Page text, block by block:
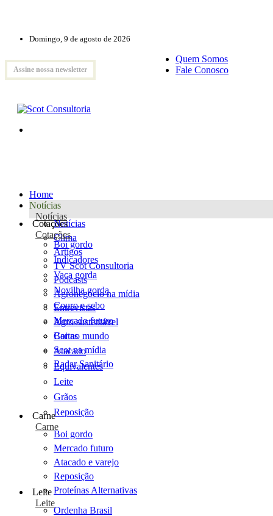
Domingo, 9 de agosto de 2026
Assine nossa newsletter
Quem Somos
Fale Conosco
Home
Notícias
Notícias
Notícias
Clima
Artigos
TV Scot Consultoria
Podcasts
Agronegócio na mídia
Entrevistas
Agro sustentável
Cartas
Scot na mídia
Radar Sanitário
Cotações
Cotações
Boi gordo
Indicadores
Vaca gorda
Novilha gorda
Couro e sebo
Mercado futuro
Boi no mundo
Atacado
Equivalentes
Leite
Grãos
Reposição
Carne
Carne
Boi gordo
Mercado futuro
Atacado e varejo
Reposição
Proteínas Alternativas
Leite
Leite
Ordenha Brasil